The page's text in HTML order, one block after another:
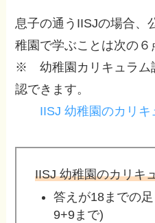
息子の通うIISJの場合、
稚園で学ぶことは次の６
※ 幼稚園カリキュラム
認できます。
IISJ 幼稚園のカリキ
IISJ 幼稚園のカリキ
答えが18までの
9+9まで)